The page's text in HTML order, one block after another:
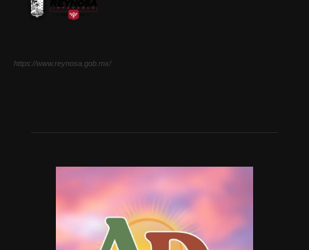
https://www.reynosa.gob.mx/